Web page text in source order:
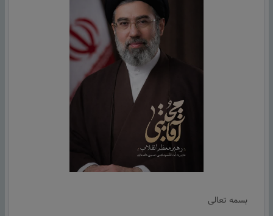
بسمه تعالی